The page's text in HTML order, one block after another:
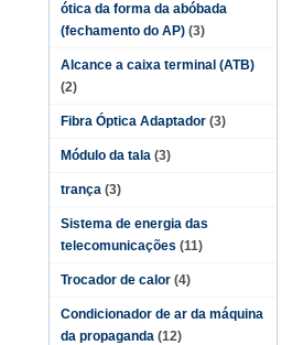
ótica da forma da abóbada
(fechamento do AP) (3)
Alcance a caixa terminal (ATB)
(2)
Fibra Óptica Adaptador (3)
Módulo da tala (3)
trança (3)
Sistema de energia das
telecomunicações (11)
Trocador de calor (4)
Condicionador de ar da máquina
da propaganda (12)